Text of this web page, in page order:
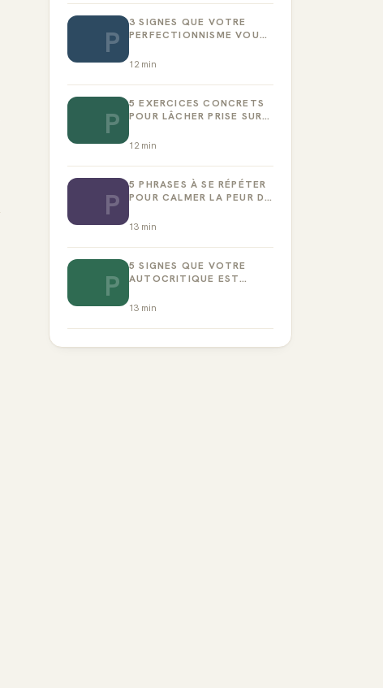
P
3 SIGNES QUE VOTRE
PERFECTIONNISME VOUS
12min
P
5 EXERCICES CONCRETS
POUR LÂCHER PRISE SUR
12min
P
5 PHRASES À SE RÉPÉTER
POUR CALMER LA PEUR DE
13 min
P
5 SIGNES QUE VOTRE
AUTOCRITIQUE EST
13 min